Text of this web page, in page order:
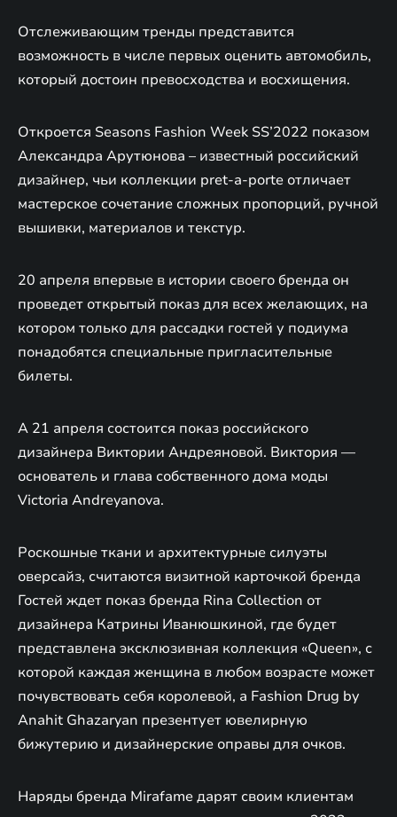
Отслеживающим тренды представится
возможность в числе первых оценить автомобиль,
который достоин превосходства и восхищения.
Откроется Seasons Fashion Week SS’2022 показом
Александра Арутюнова – известный российский
дизайнер, чьи коллекции pret-a-porte отличает
мастерское сочетание сложных пропорций, ручной
вышивки, материалов и текстур.
20 апреля впервые в истории своего бренда он
проведет открытый показ для всех желающих, на
котором только для рассадки гостей у подиума
понадобятся специальные пригласительные
билеты.
А 21 апреля состоится показ российского
дизайнера Виктории Андреяновой. Виктория —
основатель и глава собственного дома моды
Victoria Andreyanova.
Роскошные ткани и архитектурные силуэты
оверсайз, считаются визитной карточкой бренда
Гостей ждет показ бренда Rina Collection от
дизайнера Катрины Иванюшкиной, где будет
представлена эксклюзивная коллекция «Queen», с
которой каждая женщина в любом возрасте может
почувствовать себя королевой, а Fashion Drug by
Anahit Ghazaryan презентует ювелирную
бижутерию и дизайнерские оправы для очков.
Наряды бренда Mirafame дарят своим клиентам